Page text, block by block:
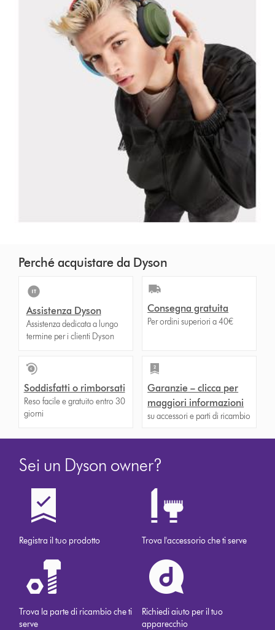
Perché acquistare da Dyson
Assistenza Dyson
Assistenza dedicata a lungo
termine per i clienti Dyson
Consegna gratuita
Per ordini superiori a 40€
Soddisfatti o rimborsati
Reso facile e gratuito entro 30
giorni
Garanzie – clicca per
maggiori informazioni
su accessori e parti di ricambio
Sei un Dyson owner?
Registra il tuo prodotto Trova l'accessorio che ti serve
Trova la parte di ricambio che ti
serve
Richiedi aiuto per il tuo
apparecchio